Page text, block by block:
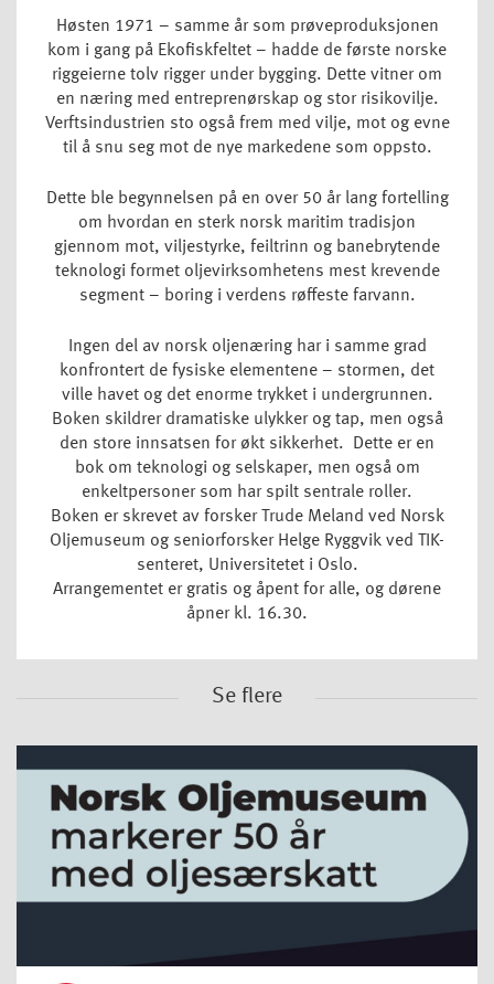
Høsten 1971 – samme år som prøveproduksjonen
kom i gang på Ekofiskfeltet – hadde de første norske
riggeierne tolv rigger under bygging. Dette vitner om
en næring med entreprenørskap og stor risikovilje.
Verftsindustrien sto også frem med vilje, mot og evne
til å snu seg mot de nye markedene som oppsto.
Dette ble begynnelsen på en over 50 år lang fortelling
om hvordan en sterk norsk maritim tradisjon
gjennom mot, viljestyrke, feiltrinn og banebrytende
teknologi formet oljevirksomhetens mest krevende
segment – boring i verdens røffeste farvann.
Ingen del av norsk oljenæring har i samme grad
konfrontert de fysiske elementene – stormen, det
ville havet og det enorme trykket i undergrunnen.
Boken skildrer dramatiske ulykker og tap, men også
den store innsatsen for økt sikkerhet. Dette er en
bok om teknologi og selskaper, men også om
enkeltpersoner som har spilt sentrale roller.
Boken er skrevet av forsker Trude Meland ved Norsk
Oljemuseum og seniorforsker Helge Ryggvik ved TIK-
senteret, Universitetet i Oslo.
Arrangementet er gratis og åpent for alle, og dørene
åpner kl. 16.30.
Se flere